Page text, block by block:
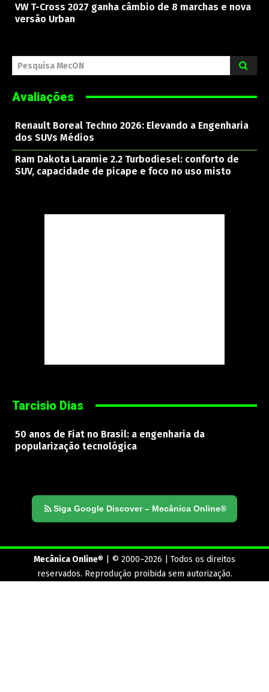
VW T-Cross 2027 ganha câmbio de 8 marchas e nova
versão Urban
Pesquisa MecON
Avaliações
Renault Boreal Techno 2026: Elevando a Engenharia
dos SUVs Médios
Ram Dakota Laramie 2.2 Turbodiesel: conforto de
SUV, capacidade de picape e foco no uso misto
Tarcisio Dias
50 anos de Fiat no Brasil: a engenharia da
popularização tecnológica
Siga Google Discover – Mecânica Online®
Mecânica Online® | © 2000–2026 | Todos os direitos
reservados. Reprodução proibida sem autorização.